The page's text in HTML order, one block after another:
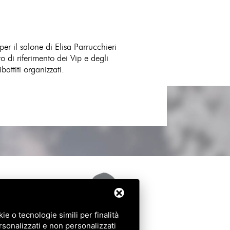
il salone di Elisa Parrucchieri
di riferimento dei Vip e degli
organizzati.
o tecnologie simili per finalità
e non personalizzati